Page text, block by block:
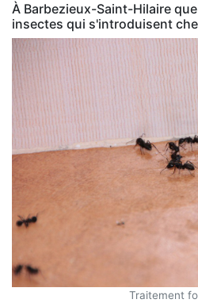
À Barbezieux-Saint-Hilaire
insectes qui s'introduisent
Traitement